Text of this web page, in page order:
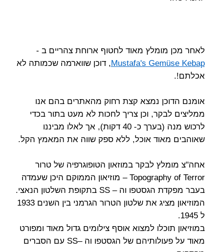
לאחר מכן מומלץ מאוד לחטוף ארוחת צהריים ב -
Mustafa's Gemüse Kebap, דוכן שווארמה שכמותה לא
אכלתם!.
אומנם הדוכן נמצא קצת רחוק מהאתרים בהם אנו
ממליצים לבקר, וכן צריך לחכות לא מעט בתור בכדי
לרכוש מנה (בערך כ- 40 דקות), אך לאלו מביננו
שאוהבים מאוד אוכל, ללא ספק שווה את המאמץ הקל.
אחה"צ מומלץ לבקר במוזאון הטופוגרפיה של טרור
Topography of Terror – מוזיאון הממוקם היכן שעמדה
בעבר מפקדת הגסטפו וה – SS בתקופת השלטון הנאצי.
המוזיאון מציג את שלטון הטרור הגרמני בין השנים 1933
ל 1945.
במוזיאון תוכלו למצוא אוסף צילומים גדול מאוד ומפורט
מאוד על פעולותיהם של הגסטפו וה –SS עם הסברים